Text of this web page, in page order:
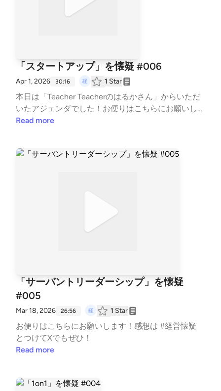
「スタートアップ」を懐疑 #006
Apr 1, 2026 30:16 1 Star
本日は「Teacher Teacherのはるかさん」からいただ
いたアジェンダでした！お便りは⁠⁠⁠⁠こちら⁠⁠⁠⁠にお願いしま
す！感想は #経営懐疑 とつけてXでもぜひ！
Read more
「サーバントリーダーシップ」を懐疑
#005
Mar 18, 2026 26:56 1 Star
お便りは⁠⁠⁠こちら⁠⁠⁠にお願いします！感想は #経営懐疑
とつけてXでもぜひ！
Read more